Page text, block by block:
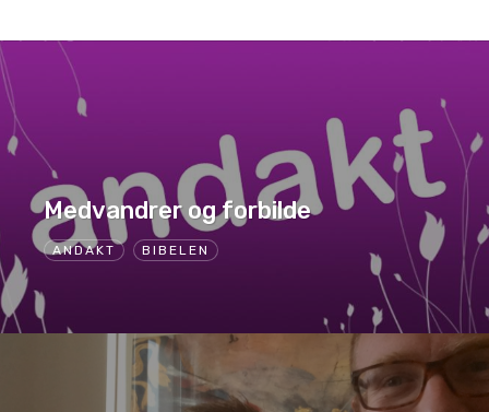
ANDAKT BIBELEN
Medvandrer og forbilde